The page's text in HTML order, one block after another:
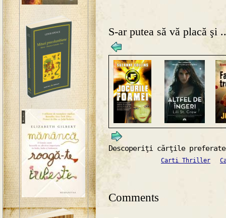
S-ar putea să vă placă şi
Descoperiţi cărţile
Carti Thriller
Comments